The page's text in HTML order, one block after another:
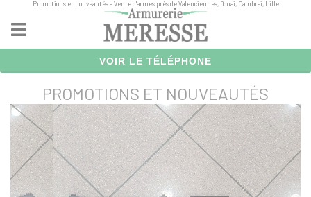
Promotions et nouveautés – Vente d'armes près de Valenciennes, Douai, Cambrai, Lille
VOIR LE TÉLÉPHONE
PROMOTIONS ET NOUVEAUTÉS
Panneau de gestion des cookies